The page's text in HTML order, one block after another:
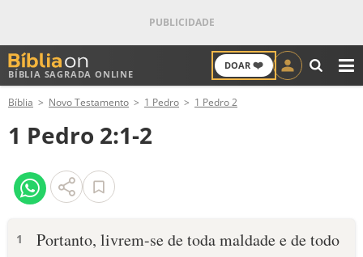
BÍBLIA SAGRADA ONLINE
DOAR ❤️
ANTIGO TESTAMENTO
NOVO TESTAMENTO
VERSÍCULOS
Bíblia Novo Testamento 1 Pedro 1 Pedro 2
1 Pedro 2:1-2
1
Portanto, livrem-se de toda maldade e de todo